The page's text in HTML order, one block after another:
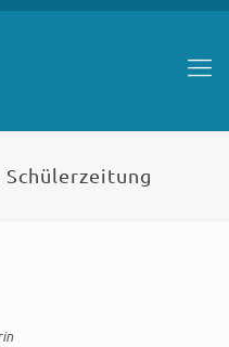
Schülerzeitung